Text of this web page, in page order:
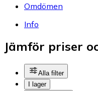
Omdömen
Info
Jämför priser
Alla filter
I lager